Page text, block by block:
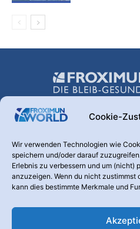
Cookie-
Wir verwenden Technologien wie
speichern und/oder darauf
Erlebnis zu verbessern und um (nicht)
anzuzeigen. Wenn du nicht zustimmst
kann dies bestimmte Merkmale und
Hinter dieser Webseite steht
Transparenz ist uns wichtig.
Kanal? Weil nur informierte